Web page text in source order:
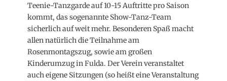
Teenie-Tanzgarde auf 10-15 Auftritte pro Saison
kommt, das sogenannte Show-Tanz-Team
sicherlich auf weit mehr. Besonderen Spaß macht
allen natürlich die Teilnahme am
Rosenmontagszug, sowie am großen
Kinderumzug in Fulda. Der Verein veranstaltet
auch eigene Sitzungen (so heißt eine Veranstaltung